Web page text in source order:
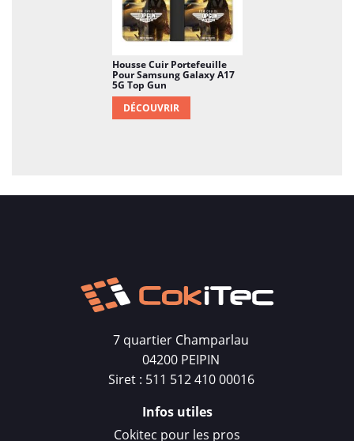
Housse Cuir Portefeuille
Pour Samsung Galaxy A17
5G Top Gun
DÉCOUVRIR
7 quartier Champarlau
04200 PEIPIN
Siret : 511 512 410 00016
Infos utiles
Cokitec pour les pros